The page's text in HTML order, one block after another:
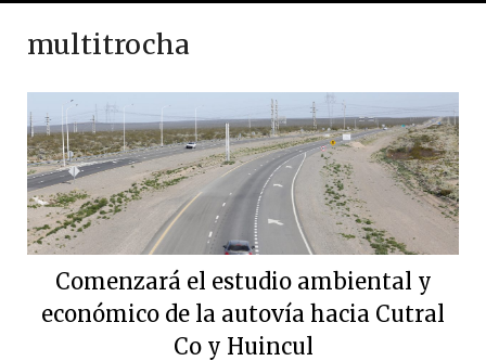
multitrocha
Comenzará el estudio ambiental y
económico de la autovía hacia Cutral
Co y Huincul